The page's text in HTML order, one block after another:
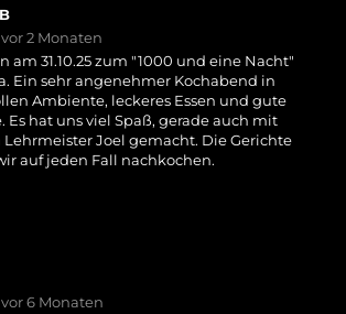
vor 2 Monaten
am 31.10.25 zum "1000 und eine Nacht"
Ein sehr angenehmer Kochabend in
Ambiente, leckeres Essen und gute
Es hat uns viel Spaß, gerade auch mit
Lehrmeister Joel gemacht. Die Gerichte
auf jeden Fall nachkochen.
vor 6 Monaten